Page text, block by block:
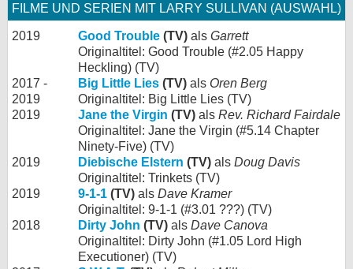
FILME UND SERIEN MIT LARRY SULLIVAN (AUSWAHL)
2019 Good Trouble (TV) als Garrett
Originaltitel: Good Trouble (#2.05 Happy
Heckling) (TV)
2017 -
2019
Big Little Lies (TV) als Oren Berg
Originaltitel: Big Little Lies (TV)
2019
Jane the Virgin (TV) als Rev. Richard Fairdale
Originaltitel: Jane the Virgin (#5.14 Chapter
Ninety-Five) (TV)
2019
Diebische Elstern (TV) als Doug Davis
Originaltitel: Trinkets (TV)
2019
9-1-1 (TV) als Dave Kramer
Originaltitel: 9-1-1 (#3.01 ???) (TV)
2018
Dirty John (TV) als Dave Canova
Originaltitel: Dirty John (#1.05 Lord High
Executioner) (TV)